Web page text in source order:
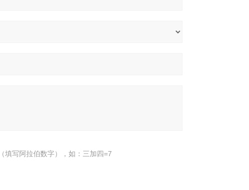
填写阿拉伯数字），如：三加四=7